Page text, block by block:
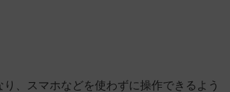
、スマホなどを使わずに操作できるよう